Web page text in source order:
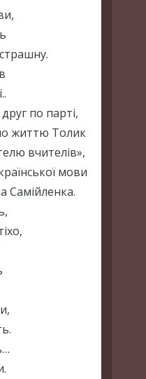
по парті,
життю Толик
вчителів»,
мови
Самійленка.